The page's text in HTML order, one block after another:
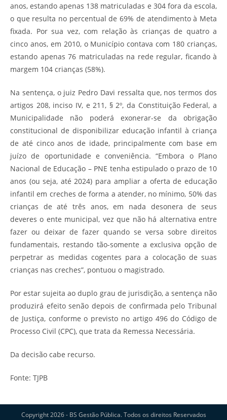
anos, estando apenas 138 matriculadas e 304 fora da escola,
o que resulta no percentual de 69% de atendimento à Meta
fixada. Por sua vez, com relação às crianças de quatro a
cinco anos, em 2010, o Município contava com 180 crianças,
estando apenas 76 matriculadas na rede regular, ficando à
margem 104 crianças (58%).
Na sentença, o juiz Pedro Davi ressalta que, nos termos dos
artigos 208, inciso IV, e 211, § 2º, da Constituição Federal, a
Municipalidade não poderá exonerar-se da obrigação
constitucional de disponibilizar educação infantil à criança
de até cinco anos de idade, principalmente com base em
juízo de oportunidade e conveniência. “Embora o Plano
Nacional de Educação – PNE tenha estipulado o prazo de 10
anos (ou seja, até 2024) para ampliar a oferta de educação
infantil em creches de forma a atender, no mínimo, 50% das
crianças de até três anos, em nada desonera de seus
deveres o ente municipal, vez que não há alternativa entre
fazer ou deixar de fazer quando se versa sobre direitos
fundamentais, restando tão-somente a exclusiva opção de
perpetrar as medidas cogentes para a colocação de suas
crianças nas creches”, pontuou o magistrado.
Por estar sujeita ao duplo grau de jurisdição, a sentença não
produzirá efeito senão depois de confirmada pelo Tribunal
de Justiça, conforme o previsto no artigo 496 do Código de
Processo Civil (CPC), que trata da Remessa Necessária.
Da decisão cabe recurso.
Fonte: TJPB
Copyright 2026 - BS Gestão Pública. Todos os direitos Reservados